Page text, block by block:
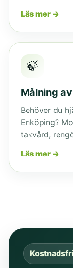
Läs mer →
🍃
Målning
Behöver du
Enköping?
takvård,
Läs mer →